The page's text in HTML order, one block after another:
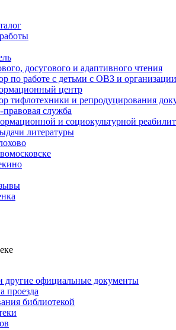
досугового и адаптивного чтения
по работе с детьми с ОВЗ и
центр
тифлотехники и репродуцирования
служба
и социокультурной
литературы
другие официальные документы
проезда
библиотекой